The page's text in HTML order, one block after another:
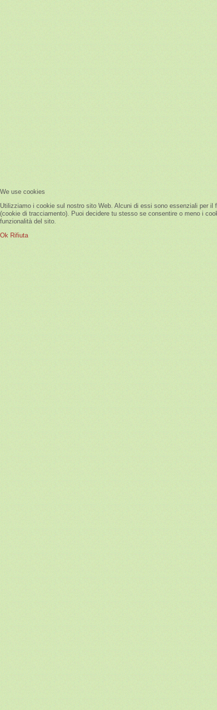
We use cookies
Utilizziamo i cookie sul nostro sito Web. Alcuni di essi sono essenziali per
(cookie di tracciamento). Puoi decidere tu stesso se consentire o meno i
funzionalità del sito.
Ok Rifiuta